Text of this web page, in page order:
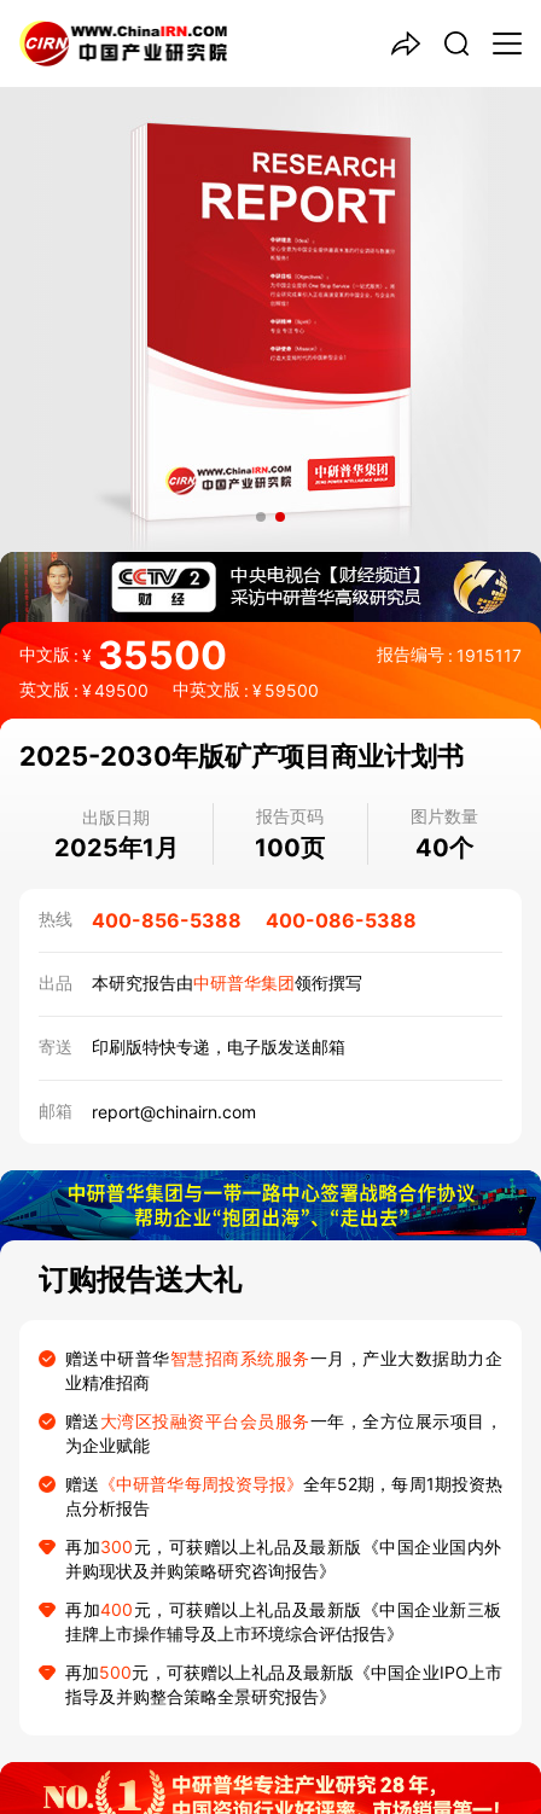
中文版:¥ 35500 报告编号 : 1915117
英文版 : ¥49500 中英文版 : ¥59500
2025-2030年版矿产项目商业计划书
出版日期
2025年1月
报告页码
100页
图片数量
40个
热线 400-856-5388 400-086-5388
出品 本研究报告由中研普华集团领衔撰写
寄送 印刷版特快专递，电子版发送邮箱
邮箱 report@chinairn.com
订购报告送大礼
赠送中研普华智慧招商系统服务一月，产业大数据助力企
业精准招商
赠送大湾区投融资平台会员服务一年，全方位展示项目，
为企业赋能
赠送 《中研普华每周投资导报》全年52期，每周1期投资热
点分析报告
再加300元，可获赠以上礼品及最新版《中国企业国内外
并购现状及并购策略研究咨询报告》
再加400元，可获赠以上礼品及最新版《中国企业新三板
挂牌上市操作辅导及上市环境综合评估报告》
再加500元，可获赠以上礼品及最新版《中国企业IPO上市
指导及并购整合策略全景研究报告》
中国产业咨询领导者
2025-2030年版
业计划书
品质保障，一年免费更新维护
报告编号：1915117
出版日期：2025年1月
《2025-2030年版矿产项目商业计划书》由中研普华矿产行业分
析专家领衔撰写，主要分析了矿产行业的市场规模、发展现状与投
资前景，同时对矿产行业的未来发展做出科学的趋势预测和专业的
矿产行业数据分析，帮助客户评估矿产行业投资价值。
27年研究经验，深度洞察行业驱动力
多元化、高学历的实战型精英团队
微信扫一扫，立即订购报告